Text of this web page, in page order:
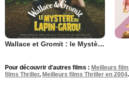
Wallace et Gromit : le Mystère du lapin-garou
Pour découvrir d'autres films : Meilleurs
films Thriller, Meilleurs films Thriller en 2004.